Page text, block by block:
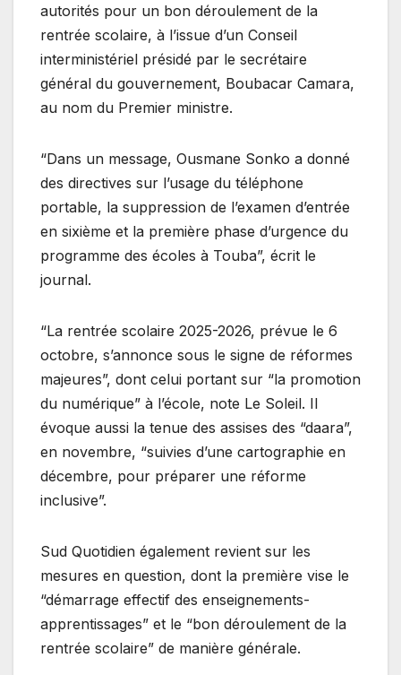
autorités pour un bon déroulement de la
rentrée scolaire, à l’issue d’un Conseil
interministériel présidé par le secrétaire
général du gouvernement, Boubacar Camara,
au nom du Premier ministre.
“Dans un message, Ousmane Sonko a donné
des directives sur l’usage du téléphone
portable, la suppression de l’examen d’entrée
en sixième et la première phase d’urgence du
programme des écoles à Touba”, écrit le
journal.
“La rentrée scolaire 2025-2026, prévue le 6
octobre, s’annonce sous le signe de réformes
majeures”, dont celui portant sur “la promotion
du numérique” à l’école, note Le Soleil. Il
évoque aussi la tenue des assises des “daara”,
en novembre, “suivies d’une cartographie en
décembre, pour préparer une réforme
inclusive”.
Sud Quotidien également revient sur les
mesures en question, dont la première vise le
“démarrage effectif des enseignements-
apprentissages” et le “bon déroulement de la
rentrée scolaire” de manière générale.